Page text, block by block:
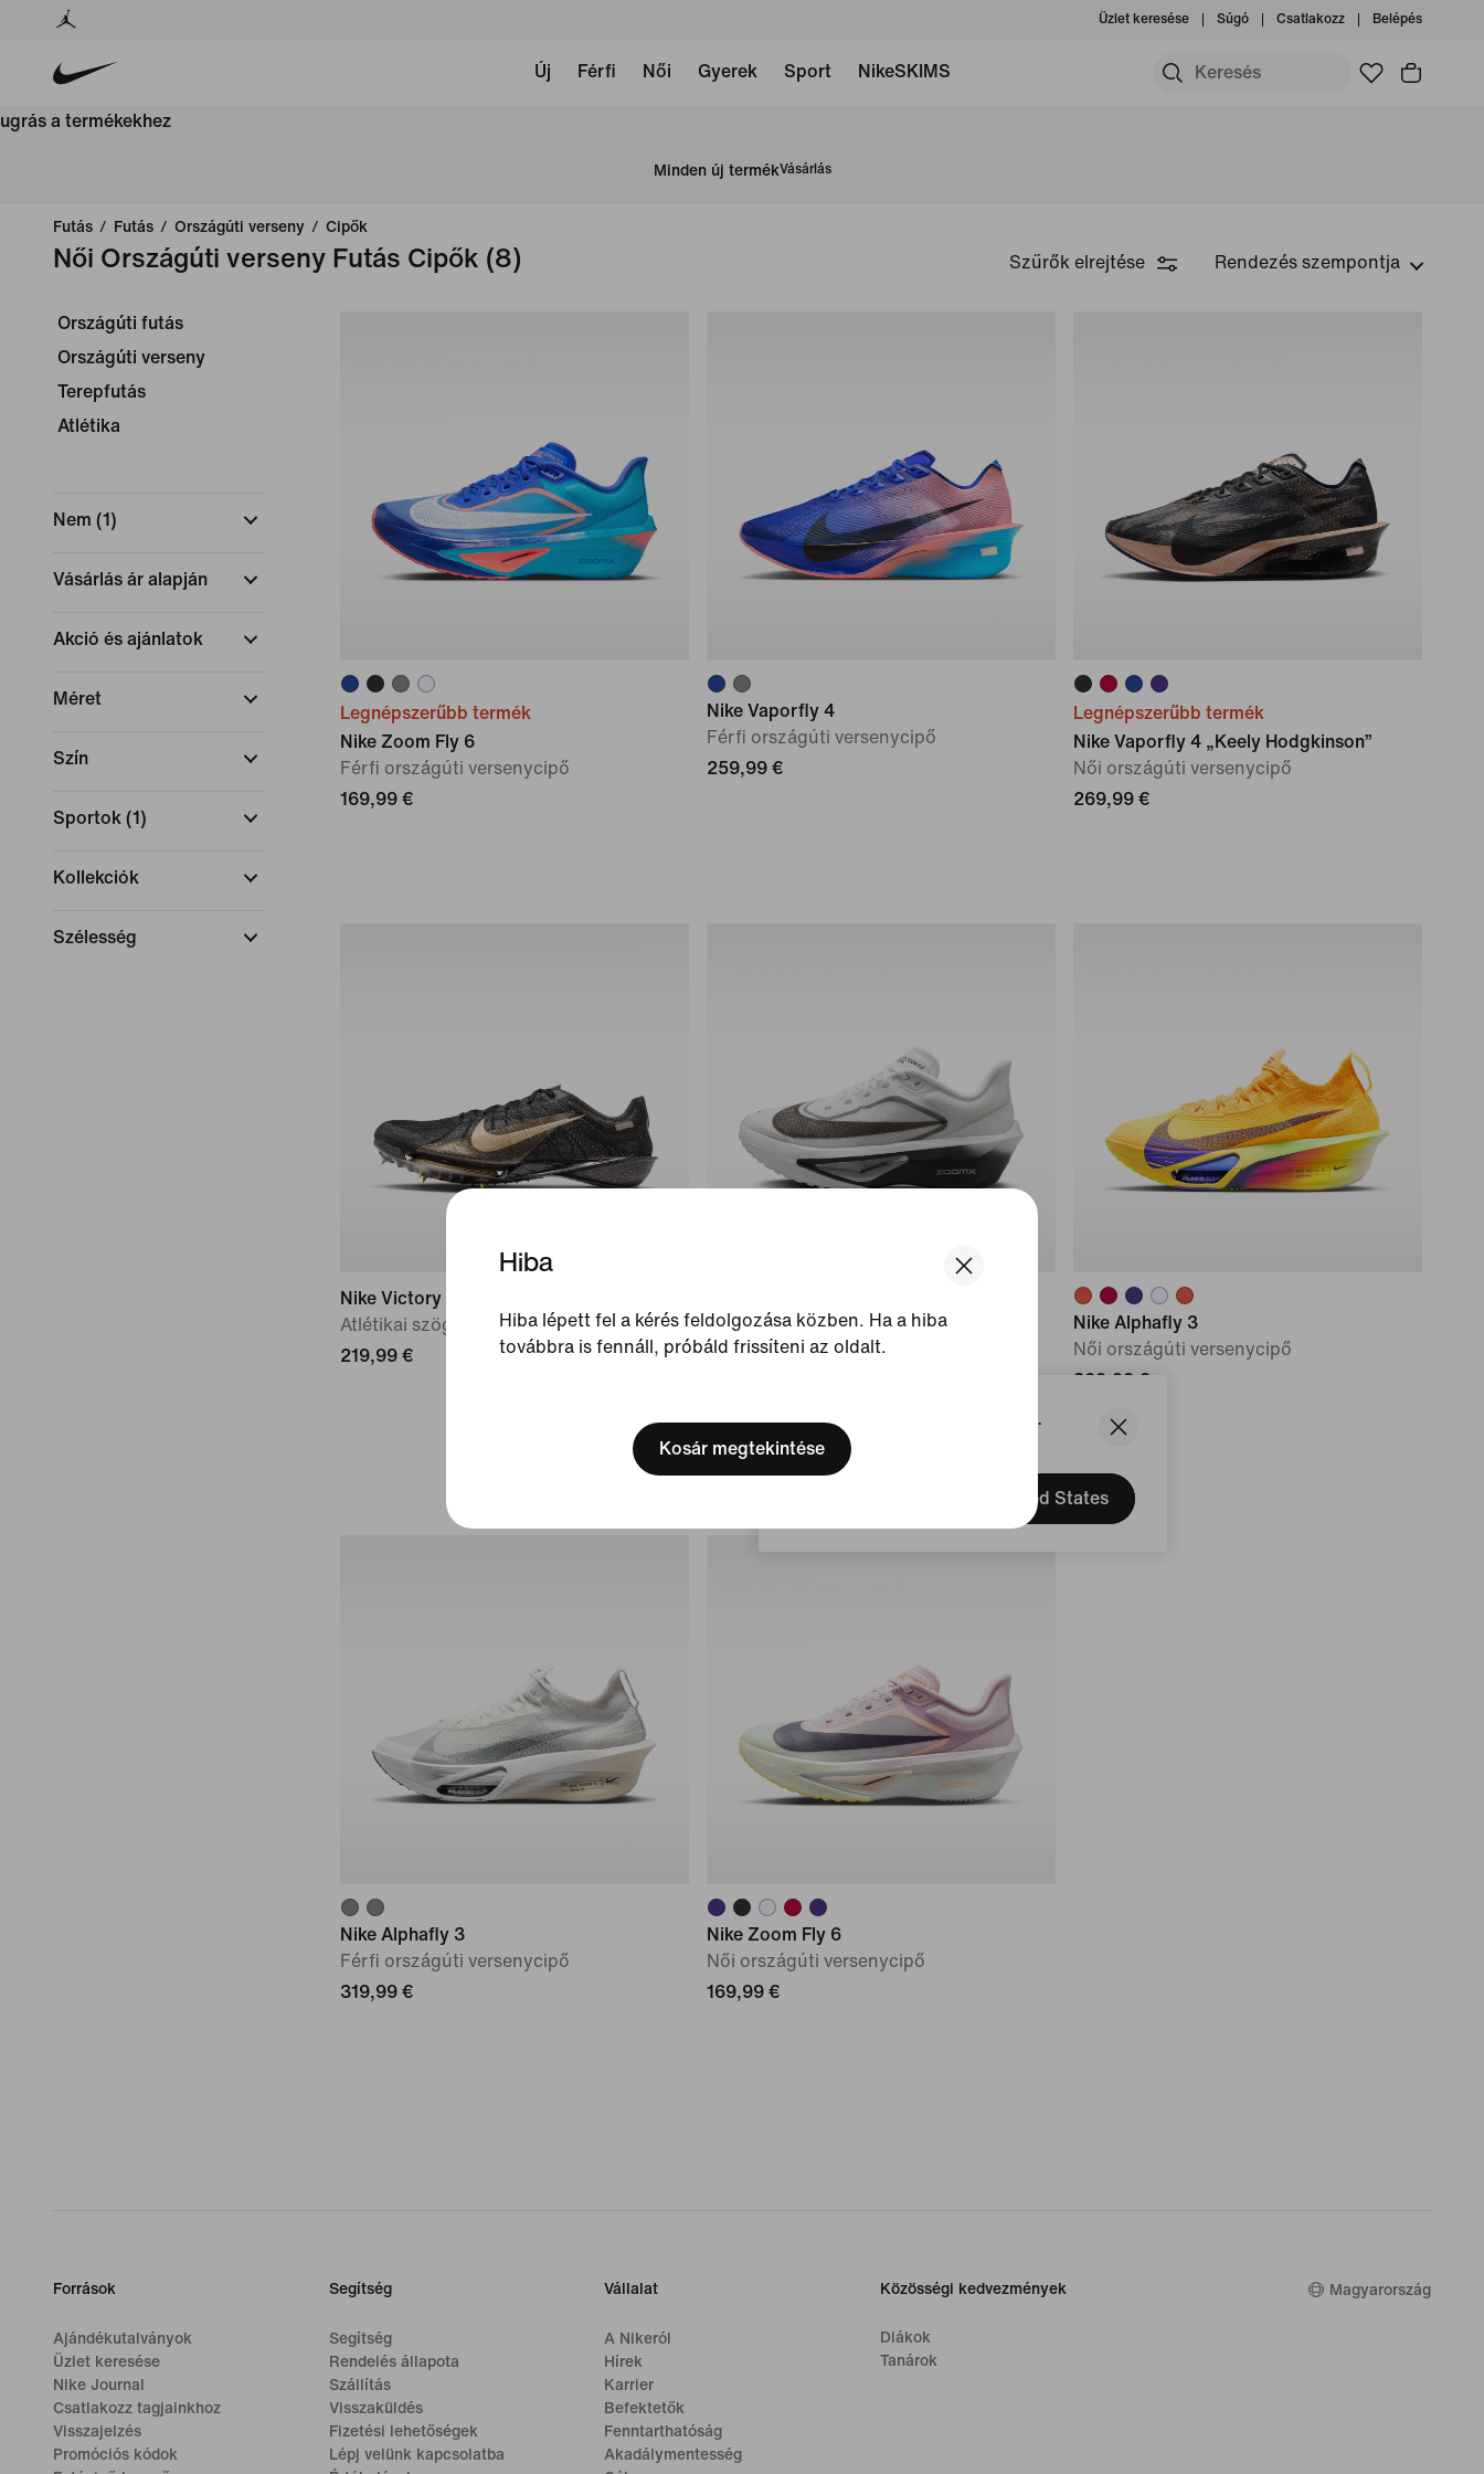
We think you are in United States.
Update your location?
United States
Hiba
Hiba lépett fel a kérés feldolgozása közben. Ha a hiba
továbbra is fennáll, próbáld frissíteni az oldalt.
Kosár megtekintése
Üzlet keresése Súgó Csatlakozz Belépés
Új Férfi Női Gyerek Sport NikeSKIMS
ugrás a termékekhez
Minden új termékVásárlás
Futás / Futás / Országúti verseny / Cipők
Női Országúti verseny Futás Cipők (8) Szűrők elrejtése Rendezés szempontja
Országúti futás
Országúti verseny
Terepfutás
Atlétika
Nem (1)
Vásárlás ár alapján
Akció és ajánlatok
Méret
Szín
Sportok (1)
Kollekciók
Szélesség
Legnépszerűbb termék
Nike Zoom Fly 6
Férfi országúti versenycipő
169,99 €
Nike Vaporfly 4
Férfi országúti versenycipő
259,99 €
Legnépszerűbb termék
Nike Vaporfly 4 „Keely Hodgkinson”
Női országúti versenycipő
269,99 €
Nike Victory 2 „Keely Hodgkinson”
Atlétikai szöges távfutócipő
219,99 €
Női országúti versenycipő
169,99 €
Nike Alphafly 3
Női országúti versenycipő
309,99 €
Nike Alphafly 3
Férfi országúti versenycipő
319,99 €
Nike Zoom Fly 6
Női országúti versenycipő
169,99 €
Források
Ajándékutalványok
Üzlet keresése
Nike Journal
Csatlakozz tagjainkhoz
Visszajelzés
Promóciós kódok
Segítség
Segítség
Rendelés állapota
Szállítás
Visszaküldés
Fizetési lehetőségek
Lépj velünk kapcsolatba
Vállalat
A Nikeról
Hírek
Karrier
Befektetők
Fenntarthatóság
Akadálymentesség
Közösségi kedvezmények
Diákok
Tanárok
Magyarország